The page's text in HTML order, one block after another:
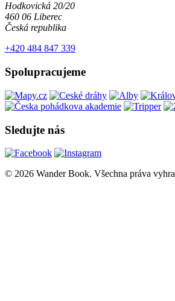
Hodkovická 20/20
460 06 Liberec
Česká republika
+420 484 847 339
Spolupracujeme
Sledujte nás
© 2026 Wander Book. Všechna práva